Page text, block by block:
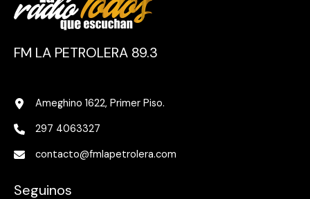
FM LA PETROLERA 89.3
Ameghino 1622, Primer Piso.
297 4063327
contacto@fmlapetrolera.com
Seguinos